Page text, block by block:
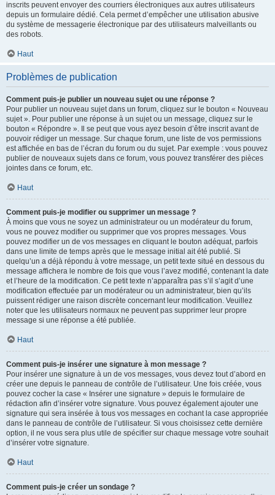
inscrits peuvent envoyer des courriers électroniques aux autres utilisateurs
depuis un formulaire dédié. Cela permet d’empêcher une utilisation abusive
du système de messagerie électronique par des utilisateurs malveillants ou
des robots.
Haut
Problèmes de publication
Comment puis-je publier un nouveau sujet ou une réponse ?
Pour publier un nouveau sujet dans un forum, cliquez sur le bouton « Nouveau
sujet ». Pour publier une réponse à un sujet ou un message, cliquez sur le
bouton « Répondre ». Il se peut que vous ayez besoin d’être inscrit avant de
pouvoir rédiger un message. Sur chaque forum, une liste de vos permissions
est affichée en bas de l’écran du forum ou du sujet. Par exemple : vous pouvez
publier de nouveaux sujets dans ce forum, vous pouvez transférer des pièces
jointes dans ce forum, etc.
Haut
Comment puis-je modifier ou supprimer un message ?
À moins que vous ne soyez un administrateur ou un modérateur du forum,
vous ne pouvez modifier ou supprimer que vos propres messages. Vous
pouvez modifier un de vos messages en cliquant le bouton adéquat, parfois
dans une limite de temps après que le message initial ait été publié. Si
quelqu’un a déjà répondu à votre message, un petit texte situé en dessous du
message affichera le nombre de fois que vous l’avez modifié, contenant la date
et l’heure de la modification. Ce petit texte n’apparaîtra pas s’il s’agit d’une
modification effectuée par un modérateur ou un administrateur, bien qu’ils
puissent rédiger une raison discrète concernant leur modification. Veuillez
noter que les utilisateurs normaux ne peuvent pas supprimer leur propre
message si une réponse a été publiée.
Haut
Comment puis-je insérer une signature à mon message ?
Pour insérer une signature à un de vos messages, vous devez tout d’abord en
créer une depuis le panneau de contrôle de l’utilisateur. Une fois créée, vous
pouvez cocher la case « Insérer une signature » depuis le formulaire de
rédaction afin d’insérer votre signature. Vous pouvez également ajouter une
signature qui sera insérée à tous vos messages en cochant la case appropriée
dans le panneau de contrôle de l’utilisateur. Si vous choisissez cette dernière
option, il ne vous sera plus utile de spécifier sur chaque message votre souhait
d’insérer votre signature.
Haut
Comment puis-je créer un sondage ?